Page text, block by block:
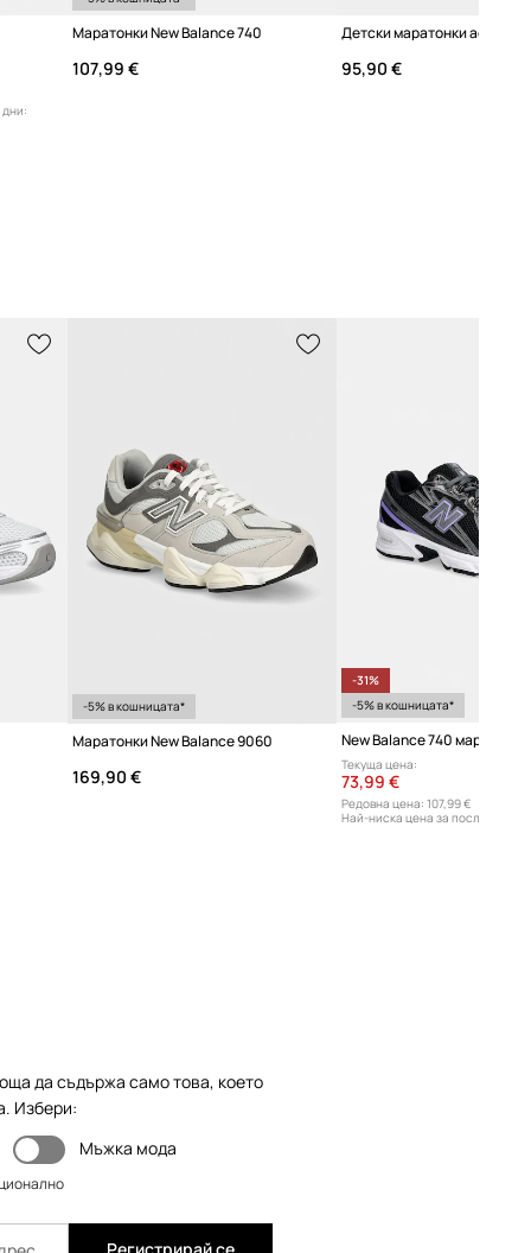
Маратонки New Balance 740
107,99 € 95,90 €
-5% в кошницата*
Маратонки New Balance 9060
169,90 €
-31%
-5% в кошницата*
New Balance 740
Текуща цена:
73,99 €
Редовна цена: 107,99 €
Най-ниска цена за последните
да съдържа само това, което
Избери:
Мъжка мода